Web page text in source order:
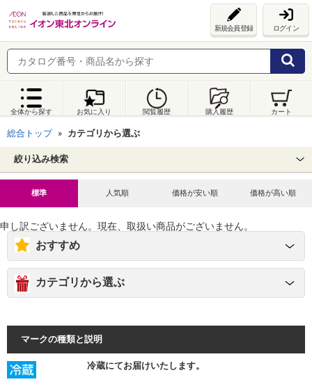
新規会員登録 ログイン
全体から探す お気に入り 閲覧履歴 購入履歴 カート
総合トップ カテゴリから選ぶ
絞り込み検索
標準 人気順 価格が安い順 価格が高い順
申し訳ございません。現在、取扱い商品がございません。
おすすめ
カテゴリから選ぶ
マークの種類と説明
冷蔵にてお届けいたします。